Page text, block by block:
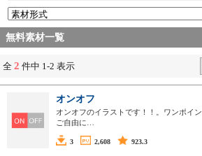
無料素材一覧
全 2 件中 1-2 表示
オンオフ
オンオフのイラストです！！。ワンポイ
ご自由に…
3 2,608 923.3